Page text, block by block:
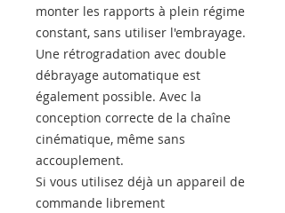
monter les rapports à plein régime
constant, sans utiliser l'embrayage.
Une rétrogradation avec double
débrayage automatique est
également possible. Avec la
conception correcte de la chaîne
cinématique, même sans
accouplement.
Si vous utilisez déjà un appareil de
commande librement